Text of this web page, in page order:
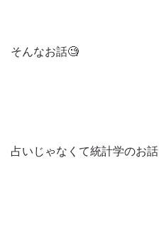
そんなお話🧐
占いじゃなくて統計学のお話